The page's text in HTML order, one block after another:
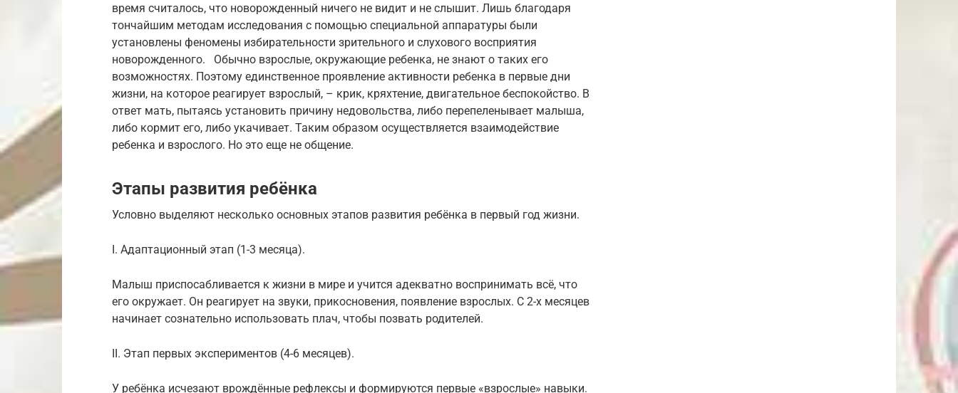
время считалось, что новорожденный ничего не видит и не слышит. Лишь благодаря
тончайшим методам исследования с помощью специальной аппаратуры были
установлены феномены избирательности зрительного и слухового восприятия
новорожденного. Обычно взрослые, окружающие ребенка, не знают о таких его
возможностях. Поэтому единственное проявление активности ребенка в первые дни
жизни, на которое реагирует взрослый, – крик, кряхтение, двигательное беспокойство. В
ответ мать, пытаясь установить причину недовольства, либо перепеленывает малыша,
либо кормит его, либо укачивает. Таким образом осуществляется взаимодействие
ребенка и взрослого. Но это еще не общение.
Этапы развития ребёнка
Условно выделяют несколько основных этапов развития ребёнка в первый год жизни.
I. Адаптационный этап (1-3 месяца).
Малыш приспосабливается к жизни в мире и учится адекватно воспринимать всё, что
его окружает. Он реагирует на звуки, прикосновения, появление взрослых. С 2-х месяцев
начинает сознательно использовать плач, чтобы позвать родителей.
II. Этап первых экспериментов (4-6 месяцев).
У ребёнка исчезают врождённые рефлексы и формируются первые «взрослые» навыки.